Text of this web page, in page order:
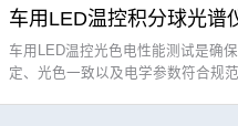
车用LED温控积分球光谱
车用LED温控光色电性能测试是确
定、光色一致以及电学参数符合规